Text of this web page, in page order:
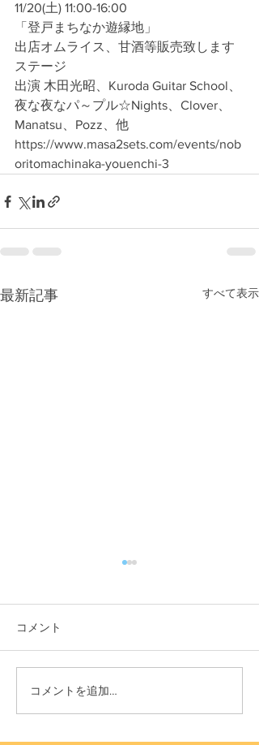
11/20(土) 11:00-16:00
「登戸まちなか遊縁地」
出店オムライス、甘酒等販売致します
ステージ
出演 木田光昭、Kuroda Guitar School、
夜な夜なパ～プル☆Nights、Clover、
Manatsu、Pozz、他
https://www.masa2sets.com/events/nob
oritomachinaka-youenchi-3
最新記事 すべて表示
コメント
コメントを追加…